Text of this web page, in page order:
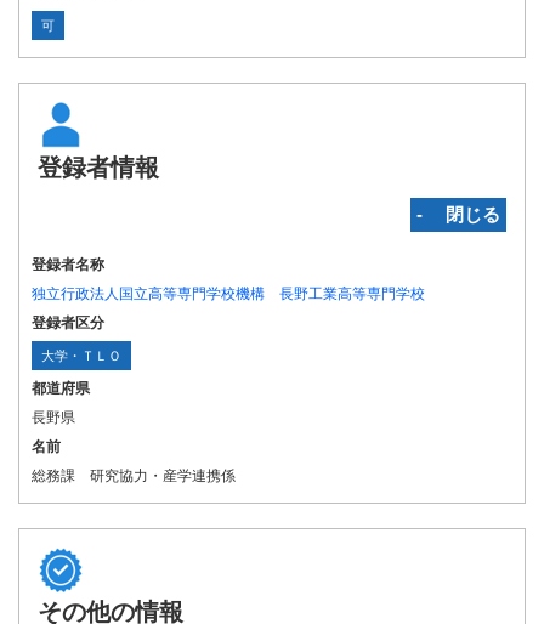
可
登録者情報
‐ 閉じる
登録者名称
独立行政法人国立高等専門学校機構 長野工業高等専門学校
登録者区分
大学・ＴＬＯ
都道府県
長野県
名前
総務課 研究協力・産学連携係
その他の情報